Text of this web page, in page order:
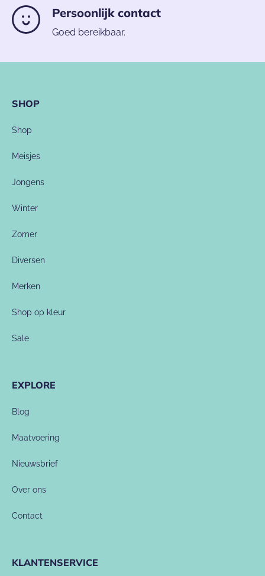
Persoonlijk contact
Goed bereikbaar.
SHOP
Shop
Meisjes
Jongens
Winter
Zomer
Diversen
Merken
Shop op kleur
Sale
EXPLORE
Blog
Maatvoering
Nieuwsbrief
Over ons
Contact
KLANTENSERVICE